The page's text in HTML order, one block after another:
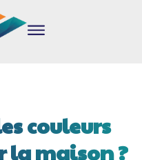
couleurs
la maison ?